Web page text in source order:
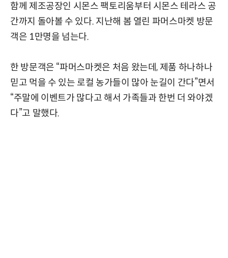
함께 제조공장인 시몬스 팩토리움부터 시몬스 테라스 공
간까지 돌아볼 수 있다. 지난해 봄 열린 파머스마켓 방문
객은 1만명을 넘는다.
한 방문객은 “파머스마켓은 처음 왔는데, 제품 하나하나
믿고 먹을 수 있는 로컬 농가들이 많아 눈길이 간다”면서
“주말에 이벤트가 많다고 해서 가족들과 한번 더 와야겠
다”고 말했다.